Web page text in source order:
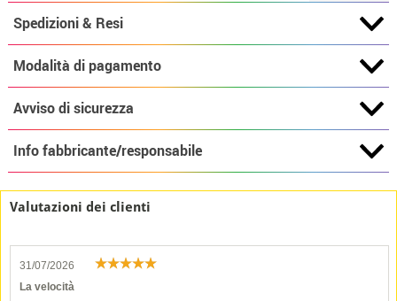
Spedizioni & Resi
Modalità di pagamento
Avviso di sicurezza
Info fabbricante/responsabile
Valutazioni dei clienti
31/07/2026
La velocità